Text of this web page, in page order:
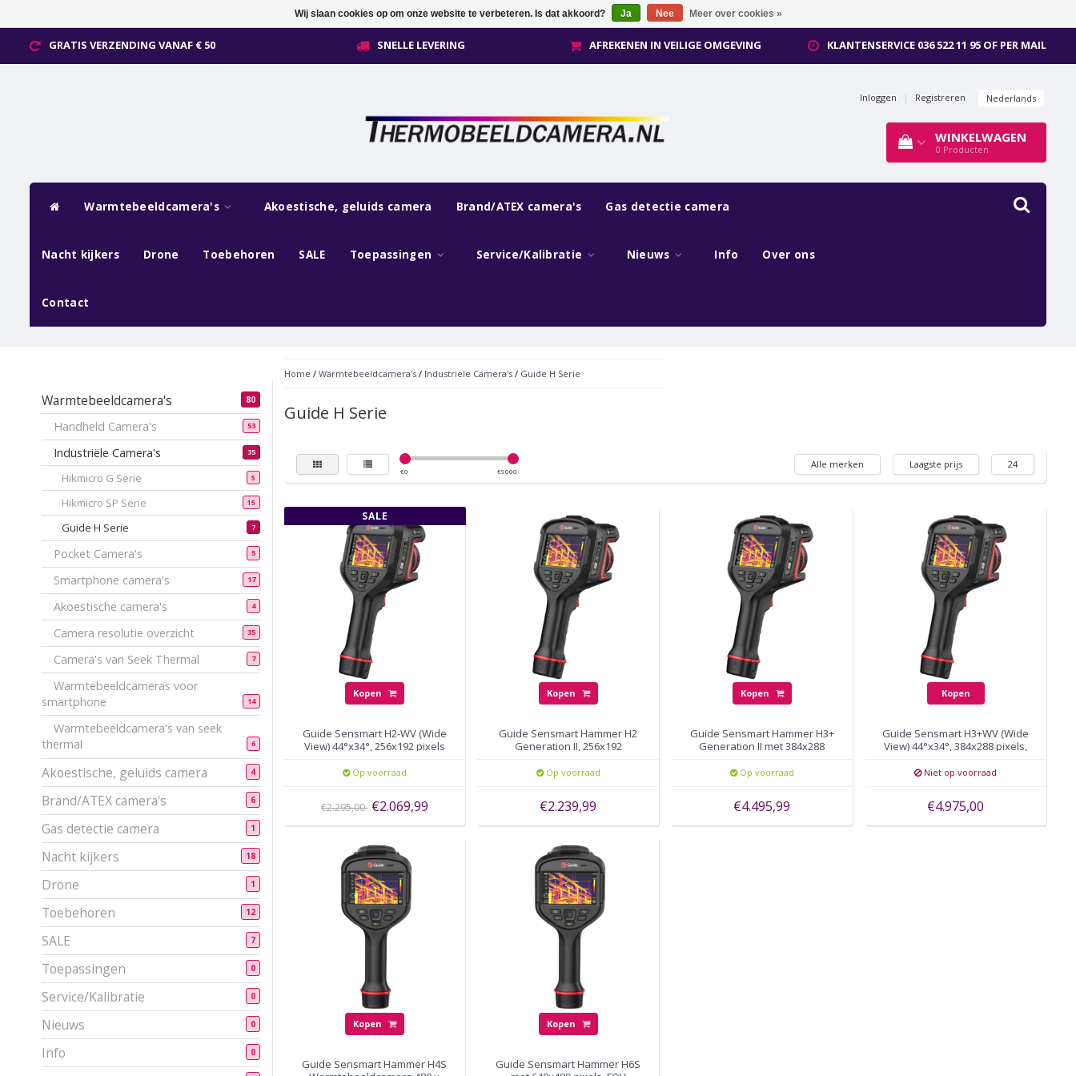
GRATIS VERZENDING VANAF € 50 SNELLE LEVERING AFREKENEN IN VEILIGE OMGEVING KLANTENSERVICE 036 522 11 95 OF PER MAIL
Inloggen | Registreren Nederlands
WINKELWAGEN
0 Producten
Warmtebeeldcamera's Akoestische, geluids camera Brand/ATEX camera's Gas detectie camera
Nacht kijkers Drone Toebehoren SALE Toepassingen Service/Kalibratie Nieuws Info Over ons
Contact
Warmtebeeldcamera's 80
Handheld Camera's 53
Industriële Camera's 35
Hikmicro G Serie 5
Hikmicro SP Serie 15
Guide H Serie 7
Pocket Camera's 5
Smartphone camera's 17
Akoestische camera's 4
Camera resolutie overzicht 35
Camera's van Seek Thermal 7
Warmtebeeldcameras voor
smartphone
14
Warmtebeeldcamera's van seek
thermal
6
Akoestische, geluids camera 4
Brand/ATEX camera's 6
Gas detectie camera 1
Nacht kijkers 18
Drone 1
Toebehoren 12
SALE 7
Toepassingen 0
Service/Kalibratie 0
Nieuws 0
Info 0
Home / Warmtebeeldcamera's/ Industriële Camera's/ Guide H Serie
Guide H Serie
€0 €9000
Alle merken Laagste prijs 24
SALE
Kopen
Guide Sensmart H2-WV (Wide
View) 44°x34°, 256x192 pixels
Op voorraad
€2.295,00 €2.069,99
Kopen
Guide Sensmart Hammer H2
Generation II, 256x192
Op voorraad
€2.239,99
Kopen
Guide Sensmart Hammer H3+
Generation II met 384x288
Op voorraad
€4.495,99
Kopen
Guide Sensmart H3+WV (Wide
View) 44°x34°, 384x288 pixels,
Niet op voorraad
€4.975,00
Kopen
Guide Sensmart Hammer H4S
Kopen
Guide Sensmart Hammer H6S
Wij slaan cookies op om onze website te verbeteren. Is dat akkoord? Ja Nee Meer over cookies »